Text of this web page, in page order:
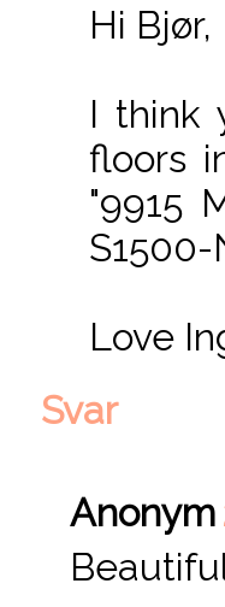
Hi Bjør,
I think
floors
"9915
Love
Svar
Anonym